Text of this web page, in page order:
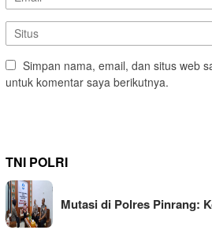
Simpan nama, email, dan situs web
untuk komentar saya berikutnya.
TNI POLRI
Mutasi di Polres Pinrang: